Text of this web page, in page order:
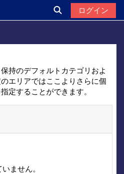
検索入力に切り替
ログイン
持のデフォルトカテゴリおよ
エリアではここよりさらに個
定することができます。
ません。